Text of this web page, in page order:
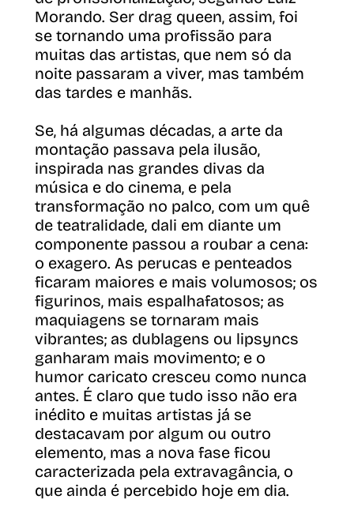
Morando. Ser drag queen, assim, foi
se tornando uma profissão para
muitas das artistas, que nem só da
noite passaram a viver, mas também
das tardes e manhãs.
Se, há algumas décadas, a arte da
montação passava pela ilusão,
inspirada nas grandes divas da
música e do cinema, e pela
transformação no palco, com um quê
de teatralidade, dali em diante um
componente passou a roubar a cena:
o exagero. As perucas e penteados
ficaram maiores e mais volumosos; os
figurinos, mais espalhafatosos; as
maquiagens se tornaram mais
vibrantes; as dublagens ou lipsyncs
ganharam mais movimento; e o
humor caricato cresceu como nunca
antes. É claro que tudo isso não era
inédito e muitas artistas já se
destacavam por algum ou outro
elemento, mas a nova fase ficou
caracterizada pela extravagância, o
que ainda é percebido hoje em dia.